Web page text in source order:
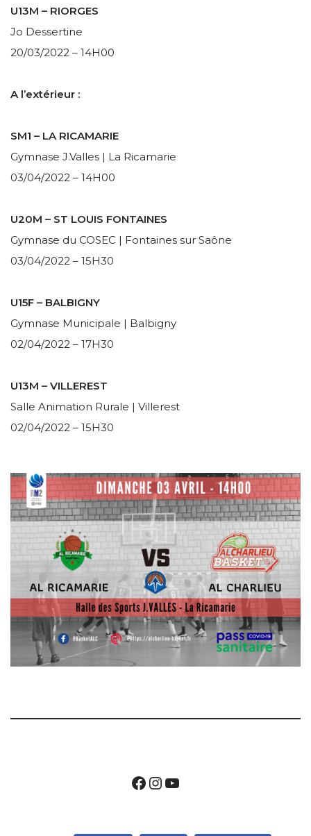
U13M – RIORGES
Jo Dessertine
20/03/2022 – 14H00
A l’extérieur :
SM1 – LA RICAMARIE
Gymnase J.Valles | La Ricamarie
03/04/2022 – 14H00
U20M – ST LOUIS FONTAINES
Gymnase du COSEC | Fontaines sur Saône
03/04/2022 – 15H30
U15F – BALBIGNY
Gymnase Municipale | Balbigny
02/04/2022 – 17H30
U13M – VILLEREST
Salle Animation Rurale | Villerest
02/04/2022 – 15H30